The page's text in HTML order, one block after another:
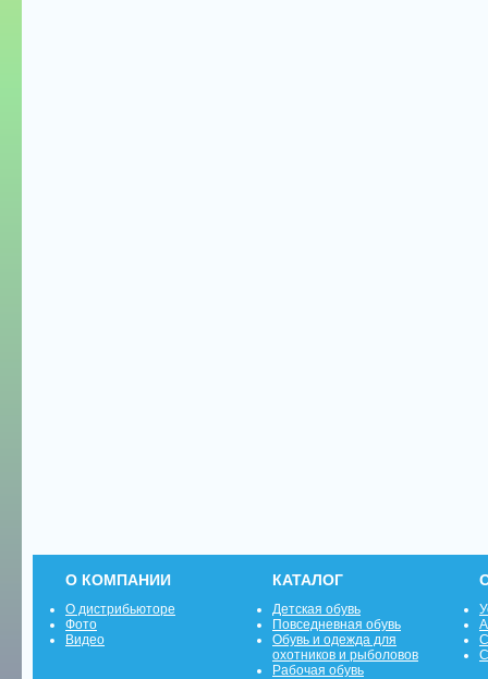
О КОМПАНИИ
О дистрибьюторе
Фото
Видео
КАТАЛОГ
Детская обувь
Повседневная обувь
Обувь и одежда для
охотников и рыболовов
Рабочая обувь